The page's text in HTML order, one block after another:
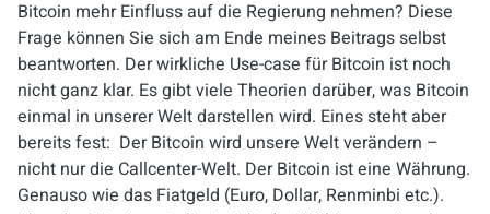
Bitcoin mehr Einfluss auf die Regierung nehmen? Diese
Frage können Sie sich am Ende meines Beitrags selbst
beantworten. Der wirkliche Use-case für Bitcoin ist noch
nicht ganz klar. Es gibt viele Theorien darüber, was Bitcoin
einmal in unserer Welt darstellen wird. Eines steht aber
bereits fest: DerBitcoin wird unsere Welt verändern –
nicht nur die Callcenter-Welt. Der Bitcoin ist eine Währung.
Genauso wie das Fiatgeld (Euro, Dollar, Renminbi etc.).